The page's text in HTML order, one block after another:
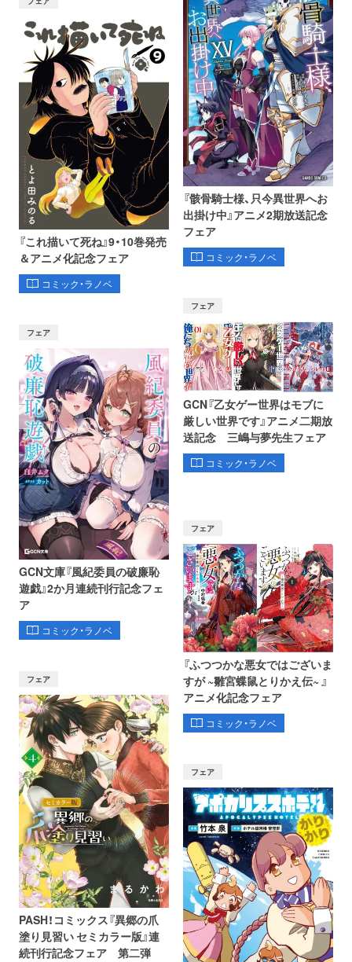
『これ描いて死ね』9・10巻発売
＆アニメ化記念フェア
コミック・ラノベ
『骸骨騎士様、只今異世界へお
出掛け中』アニメ2期放送記念
フェア
コミック・ラノベ
フェア
GCN文庫『風紀委員の破廉恥
遊戯』2か月連続刊行記念フェ
ア
コミック・ラノベ
フェア
GCN『乙女ゲー世界はモブに
厳しい世界です』アニメ二期放
送記念 三嶋与夢先生フェア
コミック・ラノベ
フェア
PASH！コミックス『異郷の爪
塗り見習い セミカラー版』連
続刊行記念フェア 第二弾
フェア
『ふつつかな悪女ではございま
すが ~雛宮蝶鼠とりかえ伝~ 』
アニメ化記念フェア
コミック・ラノベ
フェア